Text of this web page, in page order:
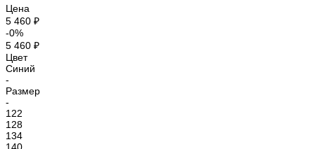
Цена
5 460 ₽
-0%
5 460 ₽
Цвет
Синий
-
Размер
-
122
128
134